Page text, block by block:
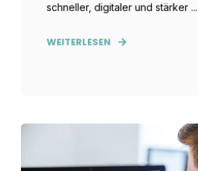
schneller, digitaler und stärker ...
WEITERLESEN